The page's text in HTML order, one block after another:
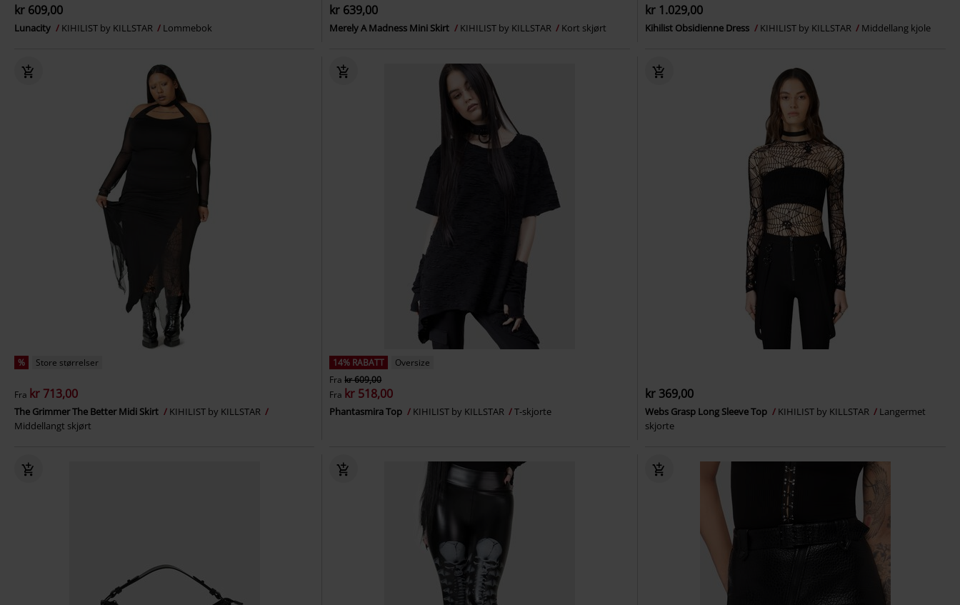
kr 609,00
Lunacity KIHILIST by KILLSTAR Lommebok
kr 639,00
Merely A Madness Mini Skirt KIHILIST by KILLSTAR Kort skjørt
kr 1.029,00
Kihilist Obsidienne Dress KIHILIST by KILLSTAR Middellang kjole
% Store størrelser
Fra kr 713,00
The Grimmer The Better Midi Skirt
KIHILIST by KILLSTAR
Middellangt skjørt
14% RABATT
Oversize
Frakr 609,00
Fra kr 518,00
Phantasmira Top KIHILIST by KILLSTAR T-skjorte
kr 369,00
Webs Grasp Long Sleeve Top KIHILIST by KILLSTAR
Langermet
skjorte